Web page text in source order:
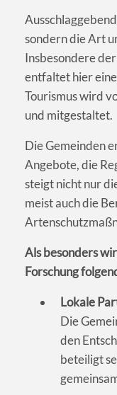
sondern die Art
Insbesondere
entfaltet hier
Tourismus wird
und mitgestaltet.
Die Gemeinden
Angebote, die
steigt nicht nur
meist auch die
Als besonders
Forschung
Lokale
Die
den
beteiligt